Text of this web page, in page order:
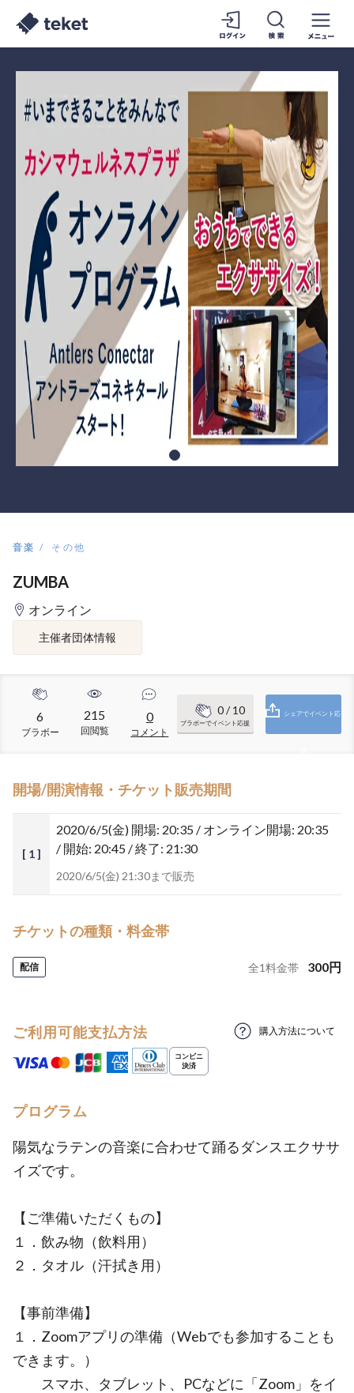
音楽 その他
ZUMBA
オンライン
主催者団体情報
6
ブラボー
215
回閲覧
0
コメント
0/ 10
ブラボーでイベント応援
シェアでイベント応
開場/開演情報・チケット販売期間
[ 1 ]
2020/6/5(金) 開場: 20:35 / オンライン開場: 20:35
/ 開始: 20:45 / 終了: 21:30
2020/6/5(金) 21:30まで販売
チケットの種類・料金帯
配信 全1料金帯 300円
ご利用可能支払方法 購入方法について
プログラム
陽気なラテンの音楽に合わせて踊るダンスエクササ
イズです。
【ご準備いただくもの】
１．飲み物（飲料用）
２．タオル（汗拭き用）
【事前準備】
１．Zoomアプリの準備（Webでも参加することも
できます。）
スマホ、タブレット、PCなどに「Zoom」をイ